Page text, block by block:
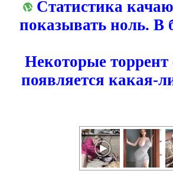
Статистика
показывать ноль. В
Некоторые
появляется какая-